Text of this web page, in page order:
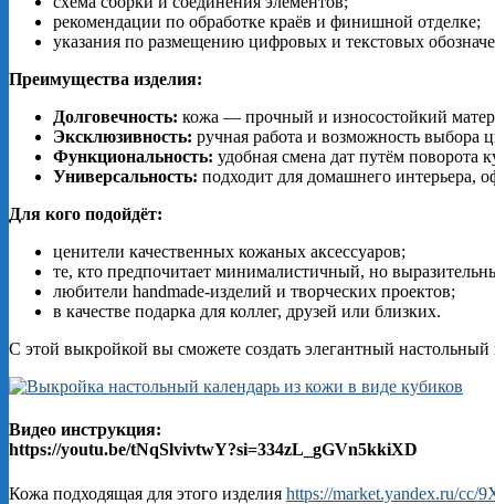
рекомендации по обработке краёв и финишной отделке;
указания по размещению цифровых и текстовых
Преимущества изделия:
Долговечность: кожа — прочный и износостойкий
Эксклюзивность: ручная работа и возможность
Функциональность: удобная смена дат путём поворота
Универсальность: подходит для домашнего интерьера,
Для кого подойдёт:
ценители качественных кожаных аксессуаров;
те, кто предпочитает минималистичный, но
любители handmade-изделий и творческих проектов;
в качестве подарка для коллег, друзей или близких.
С этой выкройкой вы сможете создать элегантный
Видео инструкция:
https://youtu.be/tNqSlvivtwY?si=334zL_gGVn5kkiXD
Кожа подходящая для этого изделия https://market.yandex.ru/cc/